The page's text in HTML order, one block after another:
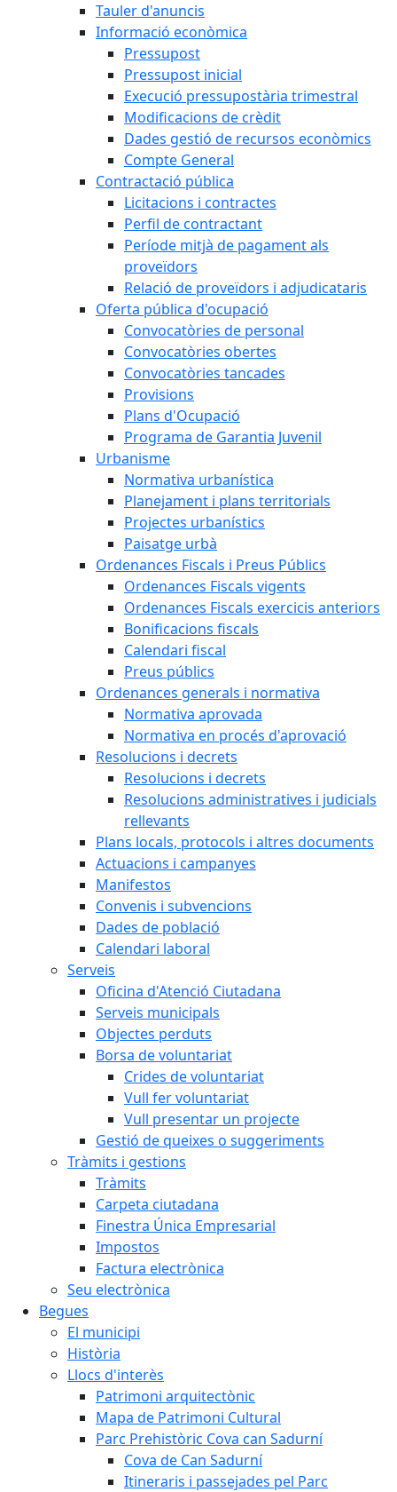
Tauler d'anuncis
Informació econòmica
Pressupost
Pressupost inicial
Execució pressupostària trimestral
Modificacions de crèdit
Dades gestió de recursos econòmics
Compte General
Contractació pública
Licitacions i contractes
Perfil de contractant
Període mitjà de pagament als
proveïdors
Relació de proveïdors i adjudicataris
Oferta pública d'ocupació
Convocatòries de personal
Convocatòries obertes
Convocatòries tancades
Provisions
Plans d'Ocupació
Programa de Garantia Juvenil
Urbanisme
Normativa urbanística
Planejament i plans territorials
Projectes urbanístics
Paisatge urbà
Ordenances Fiscals i Preus Públics
Ordenances Fiscals vigents
Ordenances Fiscals exercicis anteriors
Bonificacions fiscals
Calendari fiscal
Preus públics
Ordenances generals i normativa
Normativa aprovada
Normativa en procés d'aprovació
Resolucions i decrets
Resolucions i decrets
Resolucions administratives i judicials
rellevants
Plans locals, protocols i altres documents
Actuacions i campanyes
Manifestos
Convenis i subvencions
Dades de població
Calendari laboral
Serveis
Oficina d'Atenció Ciutadana
Serveis municipals
Objectes perduts
Borsa de voluntariat
Crides de voluntariat
Vull fer voluntariat
Vull presentar un projecte
Gestió de queixes o suggeriments
Tràmits i gestions
Tràmits
Carpeta ciutadana
Finestra Única Empresarial
Impostos
Factura electrònica
Seu electrònica
Begues
El municipi
Història
Llocs d'interès
Patrimoni arquitectònic
Mapa de Patrimoni Cultural
Parc Prehistòric Cova can Sadurní
Cova de Can Sadurní
Itineraris i passejades pel Parc